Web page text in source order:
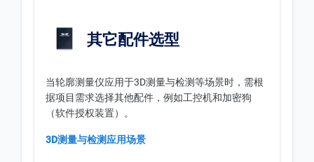
其它配件选型
当轮廓测量仪应用于3D测量与检测等场景时，需根
据项目需求选择其他配件，例如工控机和加密狗
（软件授权装置）。
3D测量与检测应用场景